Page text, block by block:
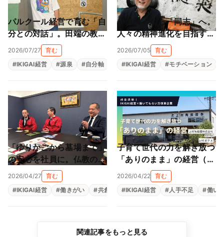
パルクール経営で育む「自
分との対話」。田端の教室
が作る大人も子供も輝ける
居場所（NEWTAROS ）
2026/07/27
育む
#IKIGAI経営 #源泉 #自分軸 自己理解 #自律型人材育成
「道具」から「同志」へ。
人々の精神進化を目指す地
球黒字化経営（栗山縫製株
2026/07/05 育む
#IKIGAI経営 #モチベーション
「ゆりかごから墓場まで」
の安心を社員に。仏教の教
えと親心が育む「共にあ
る」経営（尾張陸運株式会
社）
2026/04/27
育む
#IKIGAI経営 #働きがい #共創 #生きがい 福利厚生 組織改革
子育て世代の力を解き放つ
「ありのまま」の経営（上
村陶磁器株式会社）
2026/04/22 育む
#IKIGAI経営 #人手不足 #働い
関連記事をもっと見る